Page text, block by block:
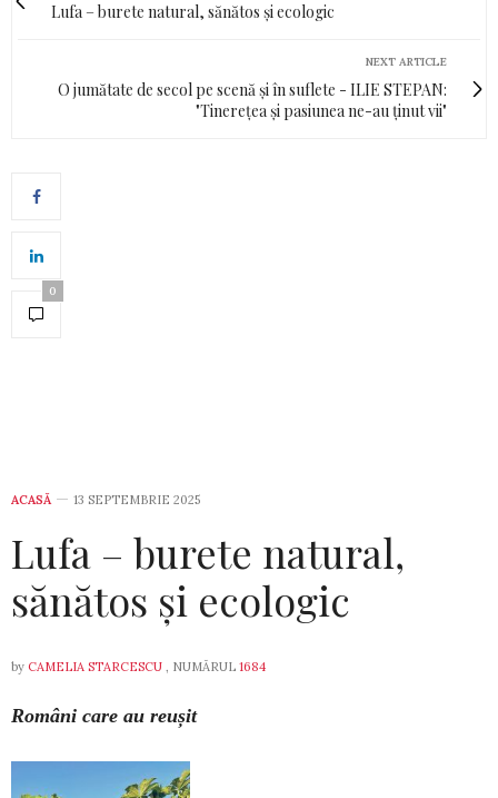
Lufa – burete natural, sănătos și ecologic
NEXT ARTICLE
O jumătate de secol pe scenă și în suflete - ILIE STEPAN:
"Tinerețea și pasiunea ne-au ținut vii"
0
ACASĂ 13 SEPTEMBRIE 2025
Lufa – burete natural,
sănătos și ecologic
by CAMELIA STARCESCU , NUMĂRUL 1684
Români care au reușit